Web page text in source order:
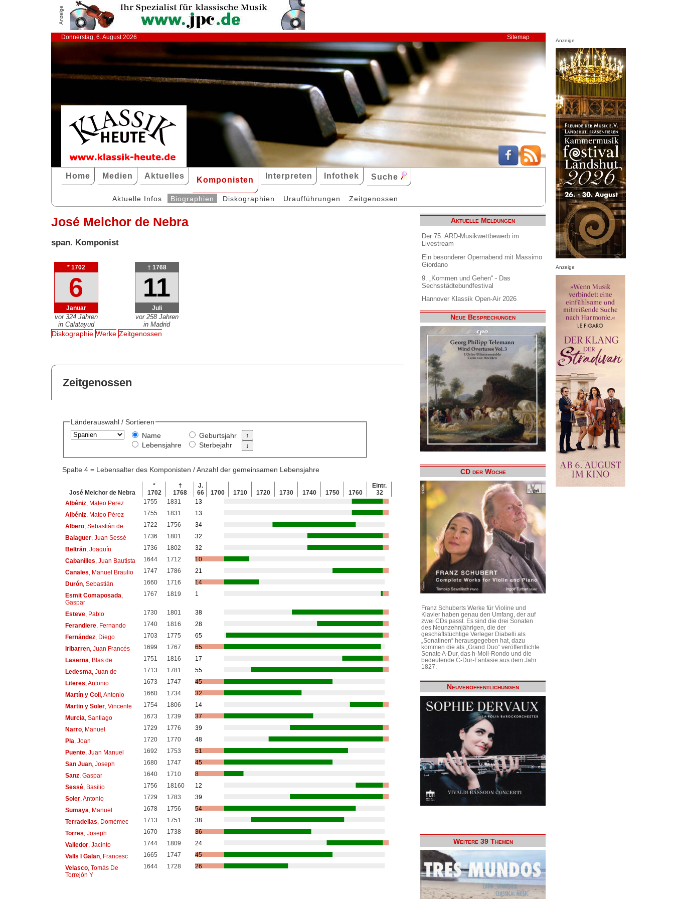
Anzeige
Donnerstag, 6. August 2026 Sitemap
Home Medien Aktuelles Komponisten Interpreten Infothek Suche
Aktuelle Infos Biographien Diskographien Uraufführungen Zeitgenossen
José Melchor de Nebra
span. Komponist
* 1702
6
Januar
vor 324 Jahren
in Calatayud
† 1768
11
Juli
vor 258 Jahren
in Madrid
Diskographie Werke Zeitgenossen
Zeitgenossen
Länderauswahl / Sortieren
Name
Lebensjahre
Geburtsjahr
Sterbejahr
Spalte 4 = Lebensalter des Komponisten / Anzahl der gemeinsamen Lebensjahre
José Melchor de Nebra
*
1702
†
1768
J.
66
1700 1710 1720 1730 1740 1750 1760
Eintr.
32
Albéniz, Mateo Perez 1755 1831
13
Albéniz, Mateo Pérez 1755 1831
13
Albero, Sebastián de 1722 1756
34
Balaguer, Juan Sessé 1736 1801
32
Beltrán, Joaquín 1736 1802
32
Cabanilles , Juan Bautista 1644 1712
10
Canales , Manuel Braulio 1747 1786
21
Durón, Sebastián 1660 1716
14
Esmit Comaposada
Gaspar
1767 1819 1
Esteve, Pablo 1730 1801
38
Ferandiere, Fernando 1740 1816
28
Fernández, Diego 1703 1775
65
Iribarren, Juan Francés 1699 1767
65
Laserna , Blas de 1751 1816
17
Ledesma , Juan de 1713 1781
55
Literes , Antonio 1673 1747
45
Martín y Coll, Antonio 1660 1734
32
Martin y Soler, Vincente 1754 1806
14
Murcia , Santiago 1673 1739
37
Narro, Manuel 1729 1776
39
Pla , Joan 1720 1770
48
Puente, Juan Manuel 1692 1753
51
San Juan, Joseph 1680 1747
45
Sanz, Gaspar 1640 1710
8
Sessé, Basilio 1756 18160
12
Soler, Antonio 1729 1783
39
Sumaya , Manuel 1678 1756
54
Terradellas , Domèmec 1713 1751
38
Torres , Joseph 1670 1738
36
Valledor, Jacinto 1744 1809
24
Valls I Galan, Francesc 1665 1747
45
Velasco, Tomás De
Torrejón Y
1644 1728 26
Aktuelle Meldungen
Der 75. ARD-Musikwettbewerb im
Livestream
Ein besonderer Opernabend mit Massimo
Giordano
9. „Kommen und Gehen“ - Das
Sechsstädtebundfestival
Hannover Klassik Open-Air 2026
Neue Besprechungen
CD der Woche
Franz Schuberts Werke für Violine und
Klavier haben genau den Umfang, der auf
zwei CDs passt. Es sind die drei Sonaten
des Neunzehnjährigen, die der
geschäftstüchtige Verleger Diabelli als
„Sonatinen“ herausgegeben hat, dazu
kommen die als „Grand Duo“ veröffentlichte
Sonate A-Dur, das h-Moll-Rondo und die
bedeutende C-Dur-Fantasie aus dem Jahr
1827.
Neuveröffentlichungen
Weitere 39 Themen
Anzeige
Anzeige